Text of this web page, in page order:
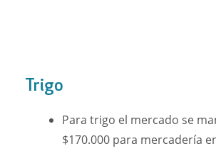
Trigo
Para trigo el mercado se
$170.000 para mercadería